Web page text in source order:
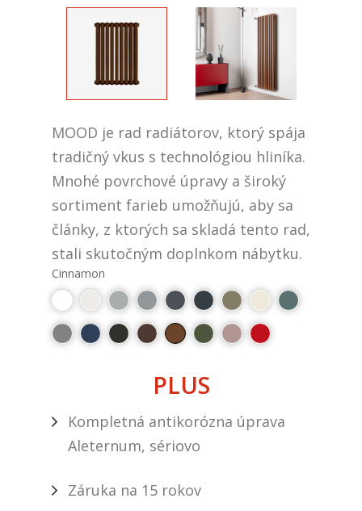
MOOD je rad radiátorov, ktorý spája
tradičný vkus s technológiou hliníka.
Mnohé povrchové úpravy a široký
sortiment farieb umožňujú, aby sa
články, z ktorých sa skladá tento rad,
stali skutočným doplnkom nábytku.
Cinnamon
PLUS
Kompletná antikorózna úprava
Aleternum, sériovo
Záruka na 15 rokov